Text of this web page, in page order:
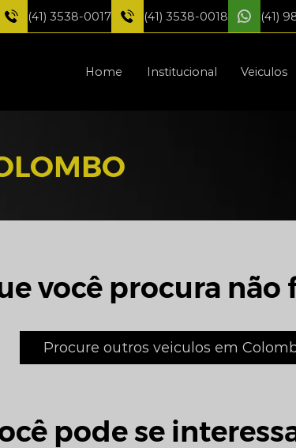
(41) 3538-0017 (41) 3538-0018 (41)
Home Institucional Veiculos
você procura não
Procure outros veiculos em
pode se